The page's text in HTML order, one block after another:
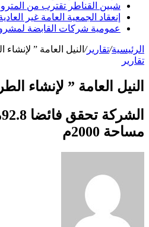
شبين القناطر تقترب من
إنعقاد الجمعية العامة غير
عمومية شركات القابضة
الرئيسية/تقارير/ النيل العامة ” لإنشاء الطرق
تقارير
النيل العامة ” لإنشاء الطرق ”
مساحة 2000م